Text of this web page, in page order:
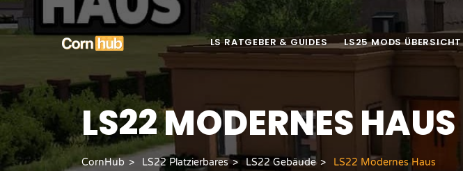
LS RATGEBER & GUIDES LS25 MODS ÜBERSICHT
LS22 MODERNES HAUS
CornHub LS22 Platzierbares LS22 Gebäude LS22 Modernes Haus